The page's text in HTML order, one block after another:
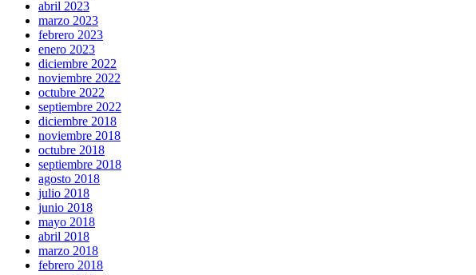
abril 2023
marzo 2023
febrero 2023
enero 2023
diciembre 2022
noviembre 2022
octubre 2022
septiembre 2022
diciembre 2018
noviembre 2018
octubre 2018
septiembre 2018
agosto 2018
julio 2018
junio 2018
mayo 2018
abril 2018
marzo 2018
febrero 2018